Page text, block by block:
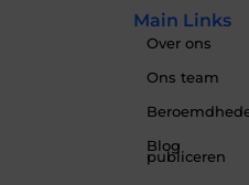
Main Links
Over ons
Ons team
Blog
publiceren